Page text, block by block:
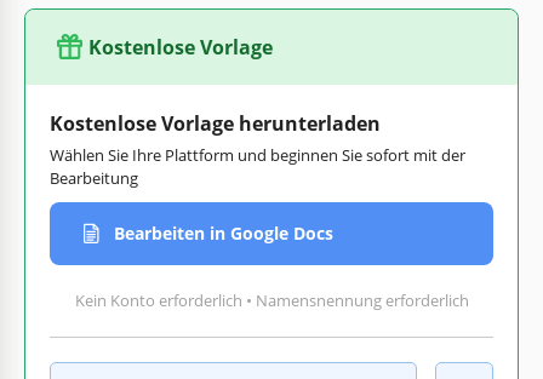
Kostenlose Vorlage
Kostenlose Vorlage herunterladen
Wählen Sie Ihre Plattform und beginnen Sie sofort mit der
Bearbeitung
Bearbeiten in Google Docs
Kein Konto erforderlich • Namensnennung erforderlich